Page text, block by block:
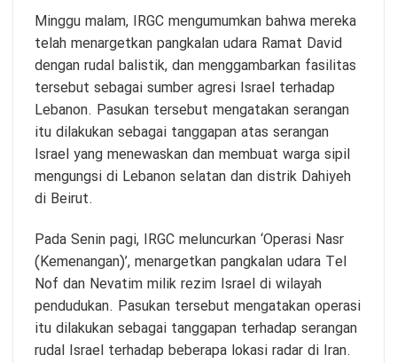
Minggu malam, IRGC mengumumkan bahwa mereka
telah menargetkan pangkalan udara Ramat David
dengan rudal balistik, dan menggambarkan fasilitas
tersebut sebagai sumber agresi Israel terhadap
Lebanon. Pasukan tersebut mengatakan serangan
itu dilakukan sebagai tanggapan atas serangan
Israel yang menewaskan dan membuat warga sipil
mengungsi di Lebanon selatan dan distrik Dahiyeh
di Beirut.
Pada Senin pagi, IRGC meluncurkan ‘Operasi Nasr
(Kemenangan)’, menargetkan pangkalan udara Tel
Nof dan Nevatim milik rezim Israel di wilayah
pendudukan. Pasukan tersebut mengatakan operasi
itu dilakukan sebagai tanggapan terhadap serangan
rudal Israel terhadap beberapa lokasi radar di Iran.